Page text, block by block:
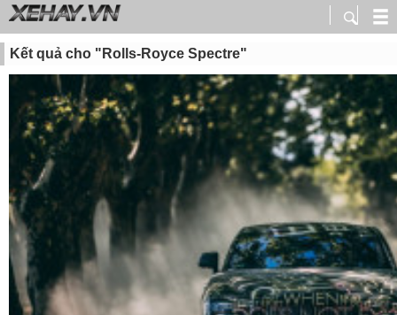
Kết quả cho "Rolls-Royce Spectre"